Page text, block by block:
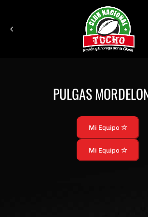
PULGAS
Mi Equipo
Mi Equipo